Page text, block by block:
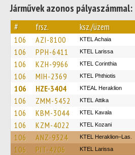
Járművek azonos pályaszámmal:
# frsz. ksz./üzem
106 AZI-8100 KTEL Achaia
106 PPH-6411 KTEL Larissa
106 KZH-9966 KTEL Corinthia
106 MIH-2369 ΚΤΕL Phthiotis
106 HZE-3404 KTEAL Heraklion
106 ZMM-5452 KΤΕL Αttika
106 KBM-3044 KTEL Kavala
106 KZM-4022 ΚΤΕL Kozani
106 ANZ-9324 KTEL Heraklion–Las.
106 PIT-4206 KTEL Larissa